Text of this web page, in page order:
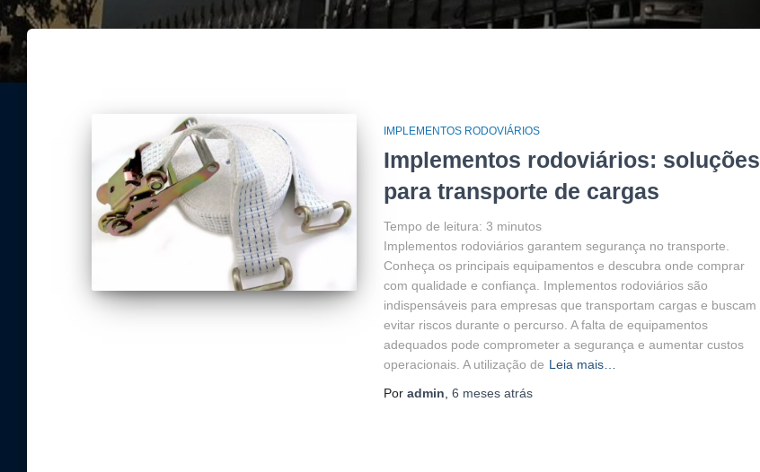
IMPLEMENTOS RODOVIÁRIOS
Implementos rodoviários: soluções
para transporte de cargas
Tempo de leitura: 3 minutos
Implementos rodoviários garantem segurança no transporte.
Conheça os principais equipamentos e descubra onde comprar
com qualidade e confiança. Implementos rodoviários são
indispensáveis para empresas que transportam cargas e buscam
evitar riscos durante o percurso. A falta de equipamentos
adequados pode comprometer a segurança e aumentar custos
operacionais. A utilização de Leia mais…
Por admin 6 meses atrás